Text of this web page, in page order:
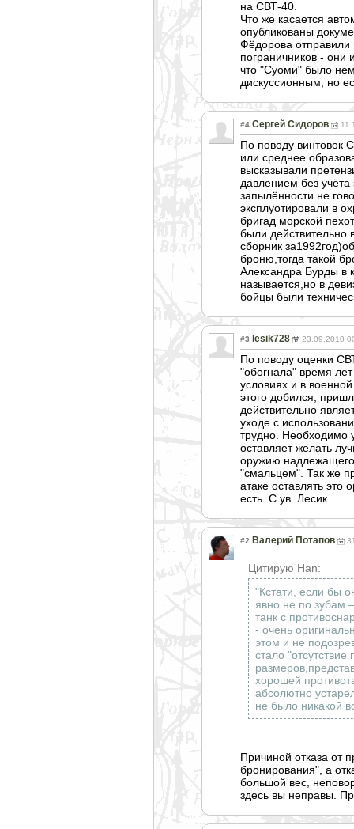
на СВТ-40.
Что же касается
опубликованы
Фёдорова отправили
пограничников - они
что "Суоми" было
дискуссионным, но
#4 Сергей Сидоров
По поводу винтовок
или среднее
высказывали
давлением без
запылённости не
эксплуотировали в
бригад морской
были действительно
сборник
броню,тогда такой
Александра Бурды в
называется,но в
бойцы были
#3 lesik728 23.09.2010
По поводу оценки
"обогнала" время
условиях и в
этого добился,
действительно
уходе с
трудно. Необходимо
оставляет желать
оружию
"смальцем". Так же
атаке оставлять это
есть. С ув. Лесик.
#2 Валерий Потапов
Цитирую Han:
"Кстати, если бы
явно не по зубам
танк с
- очень
этом и не
стало
размеров,предст
хорошей
абсолютно
не было никакой
Причиной отказа от
бронирования", а
большой вес,
здесь вы неправы.